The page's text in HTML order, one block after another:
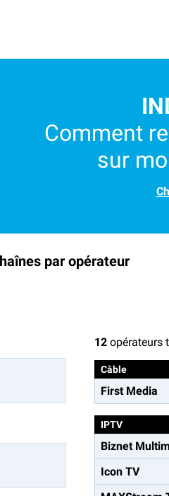
Comment
sur
par opérateur
12 opérateurs
Câble
First Media
IPTV
Biznet
Icon TV